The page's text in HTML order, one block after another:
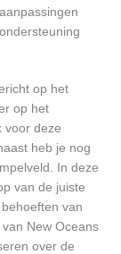
op het
op het
voor deze
heb je nog
In deze
van de juiste
van
New Oceans
over de